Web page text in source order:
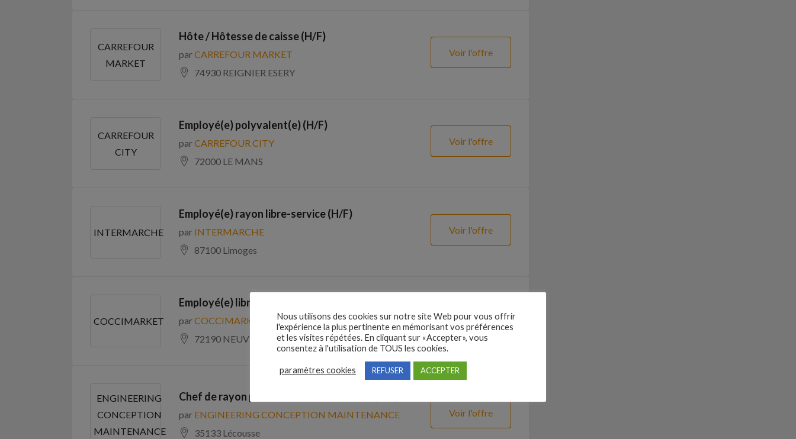
CARREFOUR
MARKET
Hôte / Hôtesse de caisse (H/F)
parCARREFOUR MARKET
74930 REIGNIER ESERY
Voir l'offre
CARREFOUR
CITY
Employé(e) polyvalent(e) (H/F)
parCARREFOUR CITY
72000 LE MANS
Voir l'offre
INTERMARCHE
Employé(e) rayon libre-service (H/F)
par INTERMARCHE
87100 Limoges
Voir l'offre
COCCIMARKET
Employé(e) libre service polyvalent (H/F)
parCOCCIMARKET
72190 NEUVILLE SUR SARTHE
Voir l'offre
ENGINEERING
CONCEPTION
MAINTENANCE
Chef de rayon produits non alimentaires (H/F)
par ENGINEERING CONCEPTION MAINTENANCE
35133 Lécousse
Voir l'offre
Nous utilisons des cookies sur notre site Web pour vous offrir
l'expérience la plus pertinente en mémorisant vos préférences
et les visites répétées. En cliquant sur «Accepter», vous
consentez à l'utilisation de TOUS les cookies.
paramètres cookies REFUSER ACCEPTER